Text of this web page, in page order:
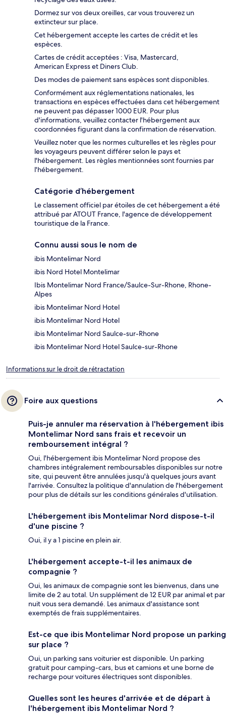
Dormez sur vos deux oreilles, car vous trouverez un
extincteur sur place.
Cet hébergement accepte les cartes de crédit et les
espèces.
Cartes de crédit acceptées : Visa, Mastercard,
American Express et Diners Club.
Des modes de paiement sans espèces sont disponibles.
Conformément aux réglementations nationales, les
transactions en espèces effectuées dans cet hébergement
ne peuvent pas dépasser 1000 EUR. Pour plus
d'informations, veuillez contacter l'hébergement aux
coordonnées figurant dans la confirmation de réservation.
Veuillez noter que les normes culturelles et les règles pour
les voyageurs peuvent différer selon le pays et
l'hébergement. Les règles mentionnées sont fournies par
l'hébergement.
Catégorie d’hébergement
Le classement officiel par étoiles de cet hébergement a été
attribué par ATOUT France, l'agence de développement
touristique de la France.
Connu aussi sous le nom de
ibis Montelimar Nord
ibis Nord Hotel Montelimar
Ibis Montelimar Nord France/Saulce-Sur-Rhone, Rhone-
Alpes
ibis Montelimar Nord Hotel
ibis Montelimar Nord Hotel
ibis Montelimar Nord Saulce-sur-Rhone
ibis Montelimar Nord Hotel Saulce-sur-Rhone
Informations sur le droit de rétractation
Foire aux questions
Puis-je annuler ma réservation à l'hébergement ibis
Montelimar Nord sans frais et recevoir un
remboursement intégral ?
Oui, l'hébergement ibis Montelimar Nord propose des
chambres intégralement remboursables disponibles sur notre
site, qui peuvent être annulées jusqu'à quelques jours avant
l'arrivée. Consultez la politique d'annulation de l'hébergement
pour plus de détails sur les conditions générales d'utilisation.
L'hébergement ibis Montelimar Nord dispose-t-il
d'une piscine ?
Oui, il y a 1 piscine en plein air.
L'hébergement accepte-t-il les animaux de
compagnie ?
Oui, les animaux de compagnie sont les bienvenus, dans une
limite de 2 au total. Un supplément de 12 EUR par animal et par
nuit vous sera demandé. Les animaux d'assistance sont
exemptés de frais supplémentaires.
Est-ce que ibis Montelimar Nord propose un parking
sur place ?
Oui, un parking sans voiturier est disponible. Un parking
gratuit pour camping-cars, bus et camions et une borne de
recharge pour voitures électriques sont disponibles.
Quelles sont les heures d'arrivée et de départ à
l'hébergement ibis Montelimar Nord ?